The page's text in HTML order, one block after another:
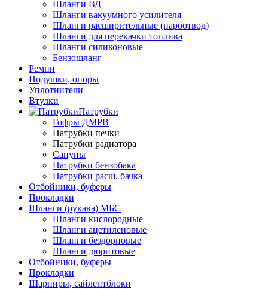
Шланги ВД
Шланги вакуумного усилителя
Шланги расширительные (пароотвод)
Шланги для перекачки топлива
Шланги силиконовые
Бензошланг
Ремни
Подушки, опоры
Уплотнители
Втулки
Патрубки
Гофры ДМРВ
Патрубки печки
Патрубки радиатора
Сапуны
Патрубки бензобака
Патрубки расш. бачка
Отбойники, буферы
Прокладки
Шланги (рукава) МБС
Шланги кислородные
Шланги ацетиленовые
Шланги бездорновые
Шланги дюритовые
Отбойники, буферы
Прокладки
Шарниры, сайлентблоки